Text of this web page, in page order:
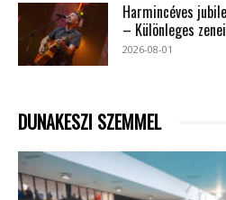
Harmincéves
– Különleges
2026-08-01
DUNAKESZI SZEMMEL